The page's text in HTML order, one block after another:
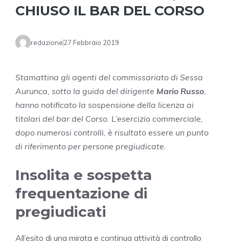
CHIUSO IL BAR DEL CORSO
redazione27 Febbraio 2019
Stamattina gli agenti del commissariato di Sessa
Aurunca, sotto la guida del dirigente Mario Russo,
hanno notificato la sospensione della licenza ai
titolari del bar del Corso. L’esercizio commerciale,
dopo numerosi controlli, è risultato essere un punto
di riferimento per persone pregiudicate.
Insolita e sospetta
frequentazione di
pregiudicati
All’esito di una mirata e continua attività di controllo